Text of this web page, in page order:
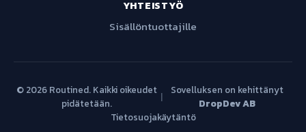
YHTEISTYÖ
Sisällöntuottajille
© 2026 Routined. Kaikki oikeudet
pidätetään.
|
Sovelluksen on kehittänyt
DropDev AB
Tietosuojakäytäntö